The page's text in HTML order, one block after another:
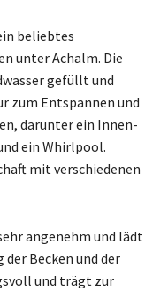
beliebtes
unter Achalm. Die
gefüllt und
zum Entspannen und
darunter ein Innen-
ein Whirlpool.
mit verschiedenen
angenehm und lädt
Becken und der
und trägt zur